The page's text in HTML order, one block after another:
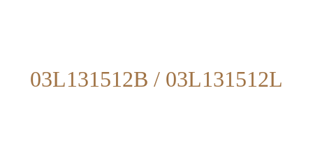
03L131512B / 03L131512L